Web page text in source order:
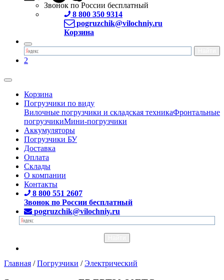
Звонок по России бесплатный
8 800 350 9314
pogruzchik@vilochniy.ru
Корзина
2
Корзина
Погрузчики по виду
Вилочные погрузчики и складская техникаФронтальные
погрузчикиМини-погрузчики
Аккумуляторы
Погрузчики БУ
Доставка
Оплата
Склады
О компании
Контакты
8 800 551 2607
Звонок по России бесплатный
pogruzchik@vilochniy.ru
Главная /Погрузчики /Электрический